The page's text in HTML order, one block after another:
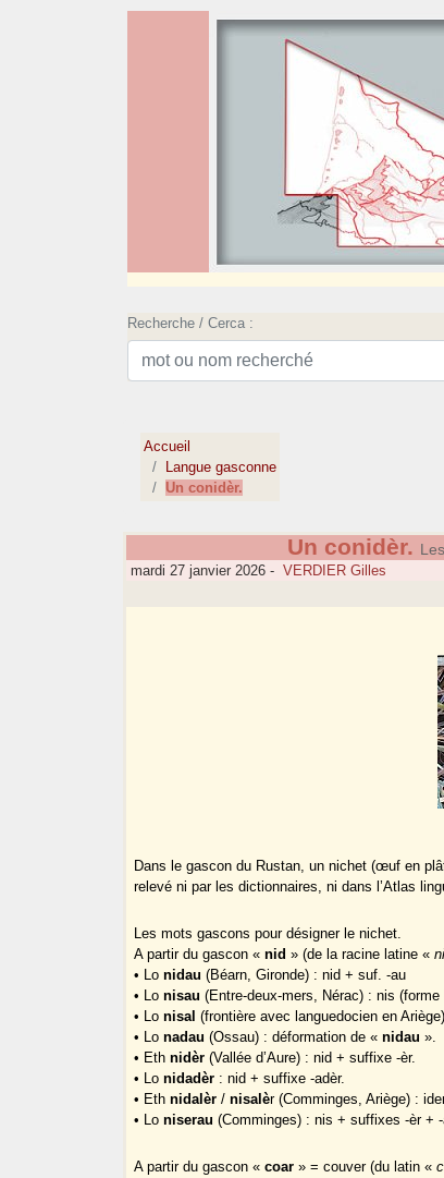
Recherche / Cerca :
Accueil
Langue gasconne
Un conidèr.
Un conidèr.
mardi 27 janvier 2026 - VERDIER Gilles
Dans le gascon du Rustan, un nichet (œuf en
relevé ni par les dictionnaires, ni dans l’Atlas
Les mots gascons pour désigner le nichet.
A partir du gascon «nid » (de la racine latine «
• Lonidau (Béarn, Gironde) : nid + suf. -au
• Lonisau (Entre-deux-mers, Nérac) : nis
• Lonisal (frontière avec languedocien en
• Lonadau (Ossau) : déformation de «nidau ».
• Ethnidèr (Vallée d’Aure) : nid + suffixe -èr.
• Lonidadèr : nid + suffixe -adèr.
• Ethnidalèr /nisalèr (Comminges, Ariège) :
• Loniserau (Comminges) : nis + suffixes -èr +
A partir du gascon «coar » = couver (du latin «